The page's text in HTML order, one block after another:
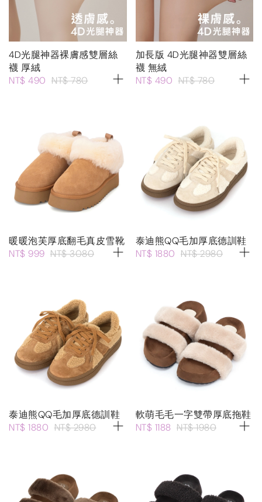
4D光腿神器裸膚感雙層絲
襪 厚絨
NT$ 490 NT$ 780
加長版 4D光腿神器雙層絲
襪 無絨
NT$ 490 NT$ 780
暖暖泡芙厚底翻毛真皮雪靴
NT$ 999 NT$ 3080
泰迪熊QQ毛加厚底德訓鞋
NT$ 1880 NT$ 2980
泰迪熊QQ毛加厚底德訓鞋
NT$ 1880 NT$ 2980
軟萌毛毛一字雙帶厚底拖鞋
NT$ 1188 NT$ 1980